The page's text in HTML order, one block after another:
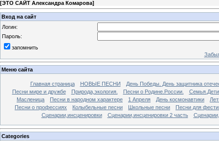
[ЭТО САЙТ Александра Комарова]
Вход на сайт
Логин:
Пароль:
запомнить
Меню сайта
Главная страница НОВЫЕ ПЕСНИ
День Победы. День защитника
Песни мире и дружбе
Природа,экология. Песни о Родине.России.
Масленица
Песни в народном характере 1 Апреля День космонавтики
Песни о профессиях
Колыбельные песни Школьные песни
Песни для
Сценарии,инсценировки
Сценарии,инсценировки 2 часть
Categories